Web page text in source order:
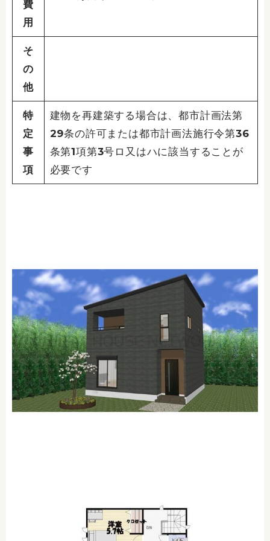
費
用
そ
の
他
特
定
事
項
建物を再建築する場合は、都市計画法第
29条の許可または都市計画法施行令第36
条第1項第3号ロ又はハに該当することが
必要です